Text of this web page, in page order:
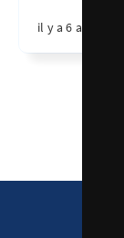
il y a 6 ans